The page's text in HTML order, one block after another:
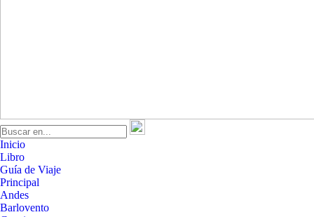
Inicio
Libro
Guía de Viaje
Principal
Andes
Barlovento